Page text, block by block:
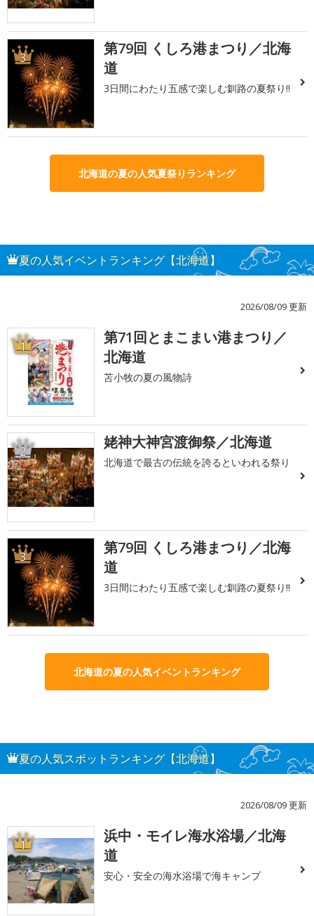
3
第79回 くしろ港まつり／北海
道
3日間にわたり五感で楽しむ釧路の夏祭り!!
北海道の夏の人気夏祭りランキング
夏の人気イベントランキング【北海道】
2026/08/09 更新
1
第71回とまこまい港まつり／
北海道
苫小牧の夏の風物詩
2 姥神大神宮渡御祭／北海道
北海道で最古の伝統を誇るといわれる祭り
3
第79回 くしろ港まつり／北海
道
3日間にわたり五感で楽しむ釧路の夏祭り!!
北海道の夏の人気イベントランキング
夏の人気スポットランキング【北海道】
2026/08/09 更新
1
浜中・モイレ海水浴場／北海
道
安心・安全の海水浴場で海キャンプ